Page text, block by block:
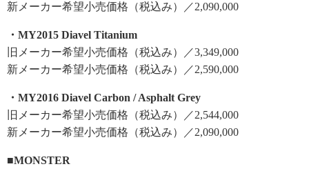
新メーカー希望小売価格（税込み）／2,090,000
・MY2015 Diavel Titanium
旧メーカー希望小売価格（税込み）／3,349,000
新メーカー希望小売価格（税込み）／2,590,000
・MY2016 Diavel Carbon / Asphalt Grey
旧メーカー希望小売価格（税込み）／2,544,000
新メーカー希望小売価格（税込み）／2,090,000
■MONSTER